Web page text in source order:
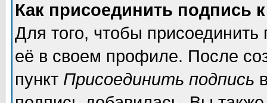
Как присоединить подпись
Для того, чтобы
её в своем профиле. После
пункт Присоединить подпись